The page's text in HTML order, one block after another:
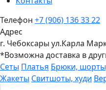
Телефон +7 (906) 136 33 22
Адрес
г. Чебоксары ул.Карла
*Возможна доставка в
Сеты Платья Брюки,
Жакеты Свитшоты, худи